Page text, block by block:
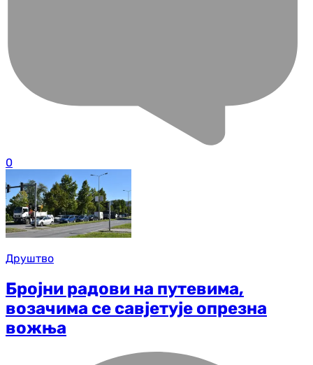
0
Друштво
Бројни радови на путевима,
возачима се савјетује опрезна
вожња